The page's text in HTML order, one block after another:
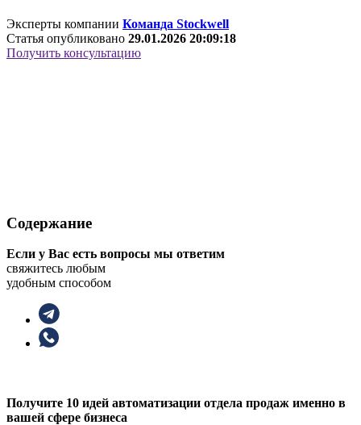
Эксперты компании Команда Stockwell
Статья опубликовано 29.01.2026 20:09:18
Получить консультацию
Содержание
Если у Вас есть вопросы мы ответим
свяжитесь любым
удобным способом
Получите 10 идей автоматизации отдела продаж именно в
вашей сфере бизнеса